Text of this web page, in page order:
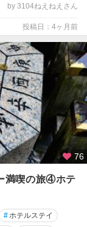
by 3104ねえねえさん
投稿日：4ヶ月前
76
満喫の旅④ホテ
#ホテルステイ